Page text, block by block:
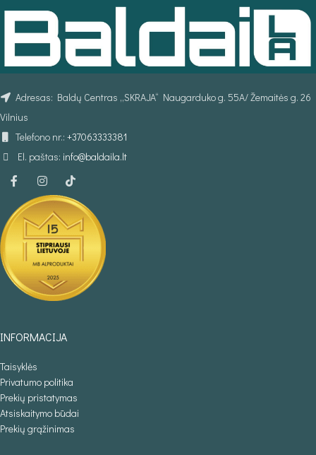
Adresas: Baldų Centras „SKRAJA“ Naugarduko g. 55A/ Žemaitės g. 26
Vilnius
Telefono nr.: +37063333381
El. paštas: info@baldaila.lt
INFORMACIJA
Taisyklės
Privatumo politika
Prekių pristatymas
Atsiskaitymo būdai
Prekių grąžinimas